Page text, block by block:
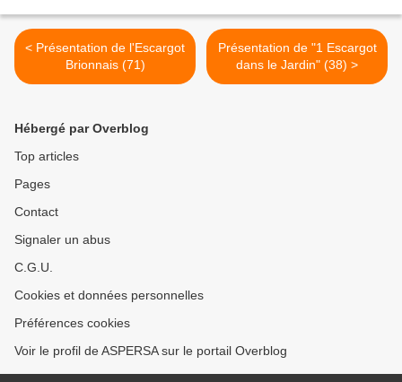
< Présentation de l'Escargot
Brionnais (71)
Présentation de "1 Escargot
dans le Jardin" (38) >
Hébergé par Overblog
Top articles
Pages
Contact
Signaler un abus
C.G.U.
Cookies et données personnelles
Préférences cookies
Voir le profil de ASPERSA sur le portail Overblog